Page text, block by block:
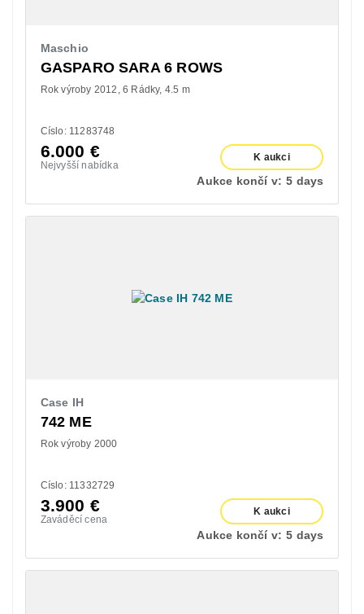
Maschio
GASPARO SARA 6 ROWS
Rok výroby 2012 6 Rádky 4.5 m
Císlo: 11283748
6.000 €
Nejvyšší nabídka
K aukci
Aukce končí v: 5 days
Case IH
742 ME
Rok výroby 2000
Císlo: 11332729
3.900 €
Zaváděcí cena
K aukci
Aukce končí v: 5 days